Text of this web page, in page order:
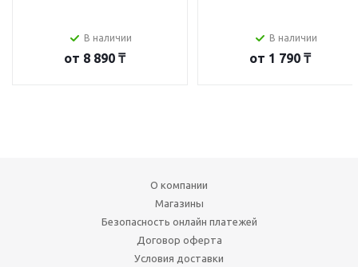
В наличии
от 8 890 ₸
В наличии
от 1 790 ₸
О компании
Магазины
Безопасность онлайн платежей
Договор оферта
Условия доставки